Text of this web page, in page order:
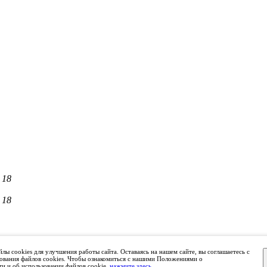
"СРО ОКИ"
cookies для улучшения работы сайта. Оставаясь на нашем сайте, вы соглашаетесь с
файлов cookies. Чтобы ознакомиться с нашими Положениями о